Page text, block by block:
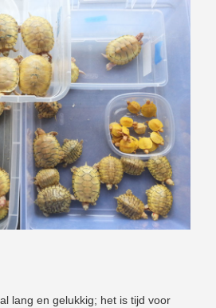
lang en gelukkig; het is tijd voor